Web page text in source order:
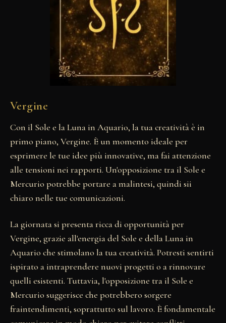
Vergine
Con il Sole e la Luna in Aquario, la tua creatività è in
primo piano, Vergine. È un momento ideale per
esprimere le tue idee più innovative, ma fai attenzione
alle tensioni nei rapporti. Un'opposizione tra il Sole e
Mercurio potrebbe portare a malintesi, quindi sii
chiaro nelle tue comunicazioni.
La giornata si presenta ricca di opportunità per
Vergine, grazie all'energia del Sole e della Luna in
Aquario che stimolano la tua creatività. Potresti sentirti
ispirato a intraprendere nuovi progetti o a rinnovare
quelli esistenti. Tuttavia, l'opposizione tra il Sole e
Mercurio suggerisce che potrebbero sorgere
fraintendimenti, soprattutto sul lavoro. È fondamentale